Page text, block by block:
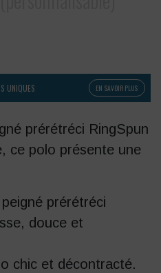
UNIQUES EN SAVOIR PLUS
prérétréci RingSpun
ce polo présente une
prérétréci
douce et
chic et décontracté.